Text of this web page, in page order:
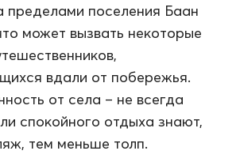
пределами поселения Баан
может вызвать некоторые
вдали от побережья.
от села – не всегда
спокойного отдыха знают,
тем меньше толп.